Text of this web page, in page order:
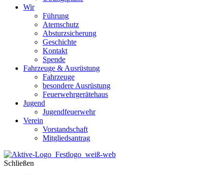
Wir
Führung
Atemschutz
Absturzsicherung
Geschichte
Kontakt
Spende
Fahrzeuge & Ausrüstung
Fahrzeuge
besondere Ausrüstung
Feuerwehrgerätehaus
Jugend
Jugendfeuerwehr
Verein
Vorstandschaft
Mitgliedsantrag
Schließen